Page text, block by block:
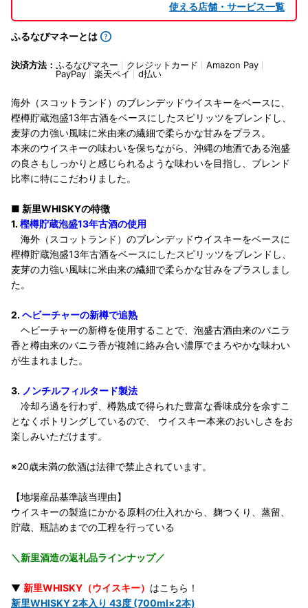
使える店舗・サービス一覧
ふるなびマネーとは
決済方法： ふるなびマネー クレジットカード
Amazon Pay
PayPay
楽天ペイ d払い
海外（スコットランド）のブレンデッドウイスキーをベースに、
樫樽貯蔵泡盛13年古酒をベースにしたスピリッツをブレンドし、
麦芽の力強い風味に米由来の繊細で柔らかな甘みをプラス。
本来のウイスキーの味わいを保ちながら、沖縄の地酒である泡盛
の良さもしっかりと感じられるような味わいを目指し、ブレンド
比率に特にこだわりました。
■ 新里WHISKYの特徴
1.樫樽貯蔵泡盛13年古酒の使用
海外（スコットランド）のブレンデッドウイスキーをベースに
樫樽貯蔵泡盛13年古酒をベースにしたスピリッツをブレンドし、
麦芽の力強い風味に米由来の繊細で柔らかな甘みをプラスしまし
た。
2.ヘビーチャーの新樽で追熟
ヘビーチャーの新樽を使用することで、泡盛古酒由来のバニラ
香と樽由来のバニラ香が複雑に絡み合い濃厚でまろやかな味わい
が生まれました。
3. ノンチルフィルタード製法
冷却ろ過を行わず、樽熟成で得られた豊富な香味成分を余すこ
となくボトリングしているので、 ウイスキー本来のおいしさをお
楽しみいただけます。
※20歳未満の飲酒は法律で禁止されています。
【地場産品基準該当理由】
ウイスキーの製造にかかる原料の仕入れから、麹つくり、蒸留、
貯蔵、瓶詰めまでの工程を行っている
＼新里酒造の返礼品ラインナップ／
▼ 新里WHISKY（ウイスキー） はこちら！
新里WHISKY 2本入り 43度 (700ml×2本)